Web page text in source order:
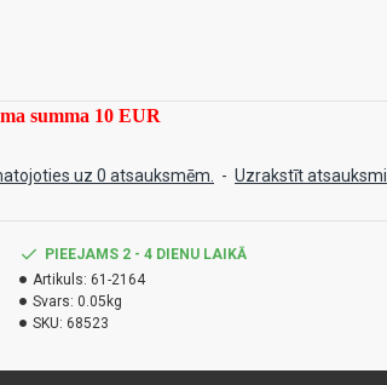
summa 10 EUR
uz 0 atsauksmēm. - Uzrakstīt atsauksmi
PIEEJAMS 2 - 4 DIENU LAIKĀ
Artikuls: 61-2164
Svars: 0.05kg
SKU: 68523